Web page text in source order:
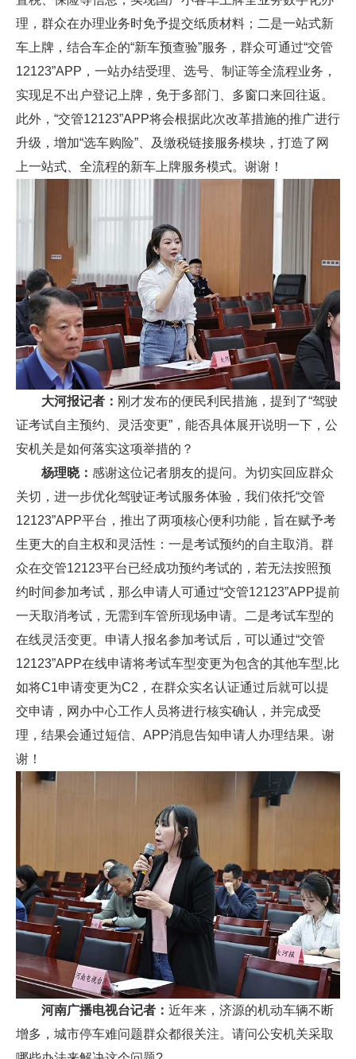
理，群众在办理业务时免予提交纸质材料；二是一站式新
车上牌，结合车企的“新车预查验”服务，群众可通过“交管
12123”APP，一站办结受理、选号、制证等全流程业务，
实现足不出户登记上牌，免于多部门、多窗口来回往返。
此外，“交管12123”APP将会根据此次改革措施的推广进行
升级，增加“选车购险”、及缴税链接服务模块，打造了网
上一站式、全流程的新车上牌服务模式。谢谢！
大河报记者： 刚才发布的便民利民措施，提到了“驾驶
证考试自主预约、灵活变更”，能否具体展开说明一下，公
安机关是如何落实这项举措的？
杨理晓： 感谢这位记者朋友的提问。为切实回应群众
关切，进一步优化驾驶证考试服务体验，我们依托“交管
12123”APP平台，推出了两项核心便利功能，旨在赋予考
生更大的自主权和灵活性：一是考试预约的自主取消。群
众在交管12123平台已经成功预约考试的，若无法按照预
约时间参加考试，那么申请人可通过“交管12123”APP提前
一天取消考试，无需到车管所现场申请。二是考试车型的
在线灵活变更。申请人报名参加考试后，可以通过“交管
12123”APP在线申请将考试车型变更为包含的其他车型,比
如将C1申请变更为C2，在群众实名认证通过后就可以提
交申请，网办中心工作人员将进行核实确认，并完成受
理，结果会通过短信、APP消息告知申请人办理结果。谢
谢！
河南广播电视台记者： 近年来，济源的机动车辆不断
增多，城市停车难问题群众都很关注。请问公安机关采取